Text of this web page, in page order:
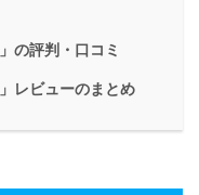
の評判・口コミ
レビューのまとめ